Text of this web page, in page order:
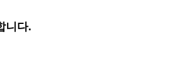
니다.